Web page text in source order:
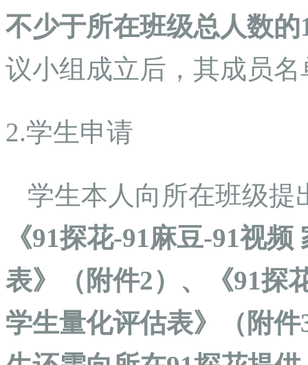
不少于所在班级总人数
议小组成立后，其成员
2.学生申请
学生本人向所在班级提
《91探花-91麻豆-91视
表》（附件2）、《91探
学生量化评估表》（附